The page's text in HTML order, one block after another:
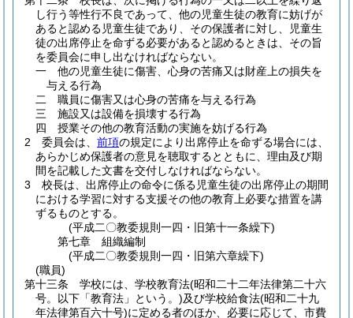
し行う等性行不良であって、他の児童生徒の教育に妨げが
あると認める児童生徒であり、その保護者に対し、児童生
徒の出席停止を命ずる必要があると認めるときは、その旨
を委員会に申し出なければならない。
一
他の児童生徒に傷害、心身の苦痛又は財産上の損失を
与える行為
二
職員に傷害又は心身の苦痛を与える行為
三
施設又は設備を損壊する行為
四
授業その他の教育活動の実施を妨げる行為
2
委員会は、 前項の規定により出席停止を命ずる場合には、
あらかじめ保護者の意見を聴取するとともに、理由及び期
間を記載した文書を交付しなければならない。
3
校長は、出席停止の命令に係る児童生徒の出席停止の期間
における学習に対する支援その他の教育上必要な措置を講
ずるものとする。
(平成二〇教委規則一四・旧第十一条繰下)
第七章
組織編制
(平成二〇教委規則一四・旧第六章繰下)
(職員)
第十三条
学校には、学校教育法(昭和二十二年法律第二十六
号。以下「教育法」という。)及び学校給食法(昭和二十九
年法律第百六十号)に定める者のほか、必要に応じて、市費